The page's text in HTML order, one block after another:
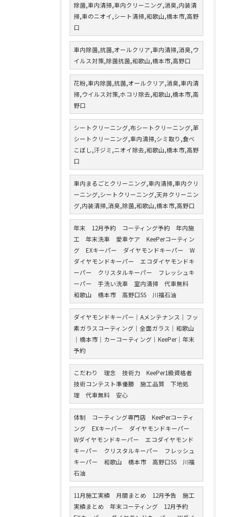
除菌,車内清掃,車内クリーニング,消臭,内装清
掃,車のニオイ,シート清掃,和歌山,橋本市,高野
口
車内除菌,抗菌,オールクリア,車内清掃,消臭,ウ
イルス対策,除菌抗菌,和歌山,橋本市,高野口
花粉,車内除菌,抗菌,オールクリア,消臭,車内清
掃,ウイルス対策,ホコリ除去,和歌山,橋本市,高
野口
シートクリーニング,布シートクリーニング,革
シートクリーニング,車内清掃,シミ取り,食べ
こぼし,汗ジミ,ニオイ除去,和歌山,橋本市,高野
口
車内まるごとクリーニング,車内清掃,車内クリ
ーニング,シートクリーニング,天井クリーニン
グ,内装清掃,消臭,除菌,和歌山,橋本市,高野口
年末 12月予約 コーティング予約 年内施
工 年末洗車 愛車ケア KeePerコーティン
グ EXキーパー ダイヤモンドキーパー W
ダイヤモンドキーパー エコダイヤモンドキ
ーパー クリスタルキーパー フレッシュキ
ーパー 手洗い洗車 室内清掃 代車無料
和歌山 橋本市 高野口SS 川福石油
ダイヤモンドキーパー｜Aメンテナンス｜フッ
素ガラスコーティング｜全面ガラス｜和歌山
｜橋本市｜カーコーティング｜KeePer｜年末
予約
こだわり 理念 技術力 KeePer1級資格者
技術コンテスト準優勝 施工品質 下地処
理 代車無料 安心
体制 コーティング専門店 KeePerコーティ
ング EXキーパー ダイヤモンドキーパー
Wダイヤモンドキーパー エコダイヤモンド
キーパー クリスタルキーパー フレッシュ
キーパー 和歌山 橋本市 高野口SS 川福
石油
11月施工実績 月間まとめ 12月予告 施工
実績まとめ 年末コーティング 12月予約